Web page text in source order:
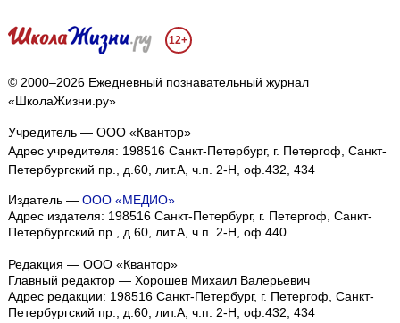
12+
© 2000–2026 Ежедневный познавательный журнал
«ШколаЖизни.ру»
Учредитель — ООО «Квантор»
Адрес учредителя: 198516 Санкт-Петербург, г. Петергоф, Санкт-
Петербургский пр., д.60, лит.А, ч.п. 2-Н, оф.432, 434
Издатель — ООО «МЕДИО»
Адрес издателя: 198516 Санкт-Петербург, г. Петергоф, Санкт-
Петербургский пр., д.60, лит.А, ч.п. 2-Н, оф.440
Редакция — ООО «Квантор»
Главный редактор — Хорошев Михаил Валерьевич
Адрес редакции: 198516 Санкт-Петербург, г. Петергоф Санкт-
Петербургский пр., д.60, лит.А, ч.п. 2-Н, оф.432, 434